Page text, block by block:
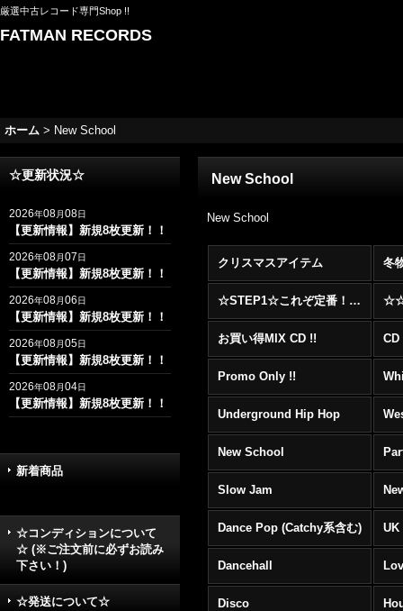
厳選中古レコード専門Shop !!
FATMAN RECORDS
ホーム > New School
☆更新状況☆
2026年08月08日
【更新情報】新規8枚更新！！
2026年08月07日
【更新情報】新規8枚更新！！
2026年08月06日
【更新情報】新規8枚更新！！
2026年08月05日
【更新情報】新規8枚更新！！
2026年08月04日
【更新情報】新規8枚更新！！
新着商品
☆コンディションについて
☆ (※ご注文前に必ずお読み
下さい！)
☆発送について☆
New School
New School
クリスマスアイテム 冬
☆STEP1☆これぞ定番！！まずはここから！2000年代R&BフロアヒットBest 100 !!!
お買い得MIX CD !!
Promo Only !!
Underground Hip Hop
New School
Slow Jam
Dance Pop (Catchy系含む) UK
Dancehall
Disco